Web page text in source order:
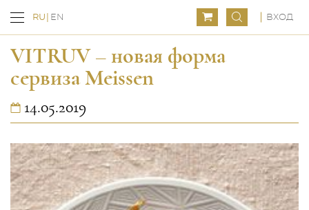
RU EN ВХОД
VITRUV – новая форма
сервиза Meissen
14.05.2019